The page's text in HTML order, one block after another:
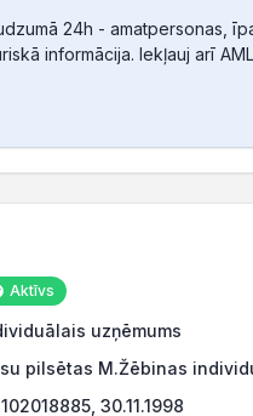
24h - amatpersonas,
informācija. Iekļauj arī
Aktīvs
uzņēmums
pilsētas M.Žēbinas
30.11.1998